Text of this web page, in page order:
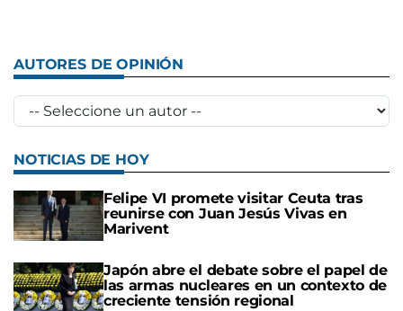
AUTORES DE OPINIÓN
NOTICIAS DE HOY
Felipe VI promete visitar Ceuta tras
reunirse con Juan Jesús Vivas en
Marivent
Japón abre el debate sobre el papel de
las armas nucleares en un contexto de
creciente tensión regional